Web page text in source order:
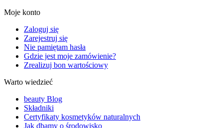
Moje konto
Zaloguj się
Zarejestruj się
Nie pamiętam hasła
Gdzie jest moje zamówienie?
Zrealizuj bon wartościowy
Warto wiedzieć
beauty Blog
Składniki
Certyfikaty kosmetyków naturalnych
Jak dbamy o środowisko